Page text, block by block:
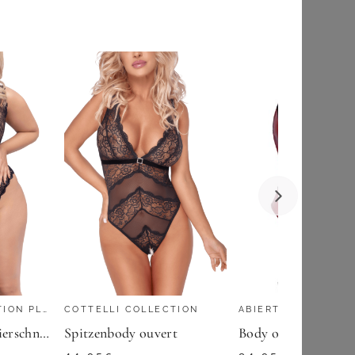
OTTO
Spitzenbody mit Zierschnürung Plus Size
COTTELLI COLLECTION
Spitzenbody ouvert
ABIERTA FINA